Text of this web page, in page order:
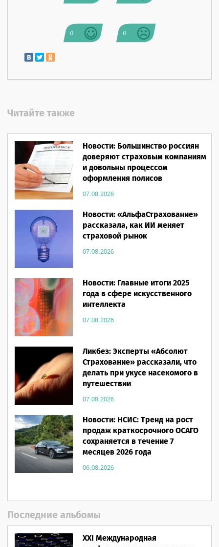
0 0
Читайте также
Новости: Большинство россиян
доверяют страховым компаниям
и довольны процессом
оформления полисов
07.08.2026
Новости: «АльфаСтрахование»
рассказала, как ИИ меняет
страховой рынок
07.08.2026
Новости: Главные итоги 2025
года в сфере искусственного
интеллекта
07.08.2026
Ликбез: Эксперты «Абсолют
Страхование» рассказали, что
делать при укусе насекомого в
путешествии
07.08.2026
Новости: НСИС: Тренд на рост
продаж краткосрочного ОСАГО
сохраняется в течение 7
месяцев 2026 года
06.08.2026
Последние альбомы
XXI Международная